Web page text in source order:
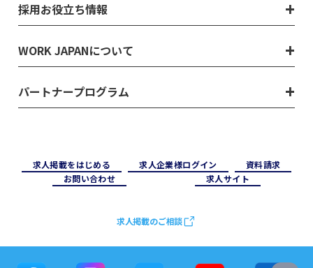
採用お役立ち情報
WORK JAPANについて
パートナープログラム
求⼈掲載をはじめる 求⼈企業様ログイン
資料請求
お問い合わせ
求⼈サイト
求人掲載のご相談